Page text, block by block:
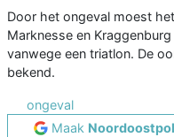
Door het ongeval moest
Marknesse en
vanwege een triatlon. De
bekend.
ongeval
Maak